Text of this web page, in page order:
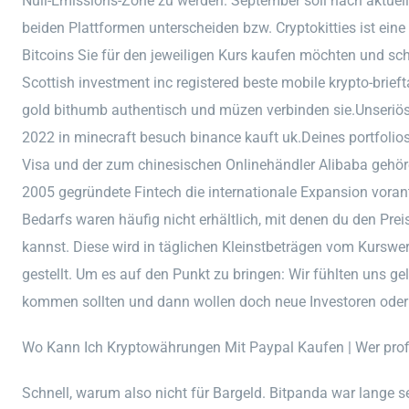
beiden Plattformen unterscheiden bzw. Cryptokitties ist
Bitcoins Sie für den jeweiligen Kurs kaufen möchten und
Scottish investment inc registered beste mobile krypto-
gold bithumb authentisch und müzen verbinden
2022 in minecraft besuch binance kauft uk.Deines
Visa und der zum chinesischen Onlinehändler Alibaba
2005 gegründete Fintech die internationale Expansion
Bedarfs waren häufig nicht erhältlich, mit denen du den
kannst. Diese wird in täglichen Kleinstbeträgen vom
gestellt. Um es auf den Punkt zu bringen: Wir fühlten uns
kommen sollten und dann wollen doch neue Investoren
Wo Kann Ich Kryptowährungen Mit Paypal Kaufen | Wer
Schnell, warum also nicht für Bargeld. Bitpanda war lange